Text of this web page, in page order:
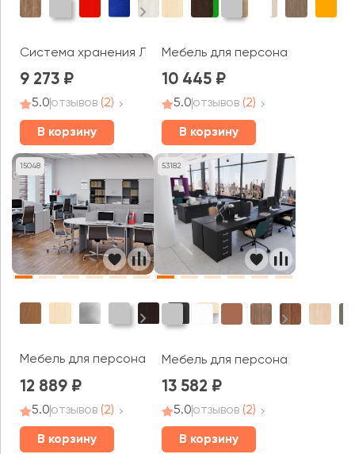
Система хранения Локер Плюс / Locker Plus
9 273
5.0отзывов (2)
В корзину
Мебель для персонала Слим
10 445
5.0отзывов (2)
В корзину
15048
Мебель для персонала Рива / Riva
12 889
5.0отзывов (2)
В корзину
53182
Мебель для персонала Арго
13 582
5.0отзывов (2)
В корзину